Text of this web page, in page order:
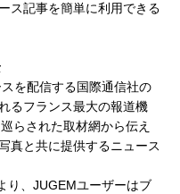
ス記事を簡単に利用できる
を配信する国際通信社の
るフランス最大の報道機
らされた取材網から伝え
真と共に提供するニュース
り、JUGEMユーザーはブ